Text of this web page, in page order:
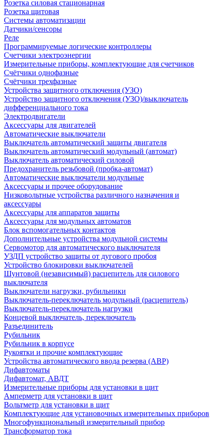
Розетка силовая стационарная
Розетка щитовая
Системы автоматизации
Датчики/сенсоры
Реле
Программируемые логические контроллеры
Счетчики электроэнергии
Измерительные приборы, комплектующие для счетчиков
Счётчики однофазные
Счётчики трехфазные
Устройства защитного отключения (УЗО)
Устройство защитного отключения (УЗО)/выключатель
дифференциального тока
Электродвигатели
Аксессуары для двигателей
Автоматические выключатели
Выключатель автоматический защиты двигателя
Выключатель автоматический модульный (автомат)
Выключатель автоматический силовой
Предохранитель резьбовой (пробка-автомат)
Автоматические выключатели модульные
Аксессуары и прочее оборудование
Низковольтные устройства различного назначения и
аксессуары
Аксессуары для аппаратов защиты
Аксессуары для модульных автоматов
Блок вспомогательных контактов
Дополнительные устройства модульной системы
Сервомотор для автоматического выключателя
УЗДП устройство защиты от дугового пробоя
Устройство блокировки выключателей
Шунтовой (независимый) расцепитель для силового
выключателя
Выключатели нагрузки, рубильники
Выключатель-переключатель модульный (расцепитель)
Выключатель-переключатель нагрузки
Концевой выключатель, переключатель
Разъединитель
Рубильник
Рубильник в корпусе
Рукоятки и прочие комплектующие
Устройства автоматического ввода резерва (АВР)
Дифавтоматы
Дифавтомат, АВДТ
Измерительные приборы для установки в щит
Амперметр для установки в щит
Вольтметр для установки в щит
Комплектующие для установочных измерительных приборов
Многофункциональный измерительный прибор
Трансформатор тока